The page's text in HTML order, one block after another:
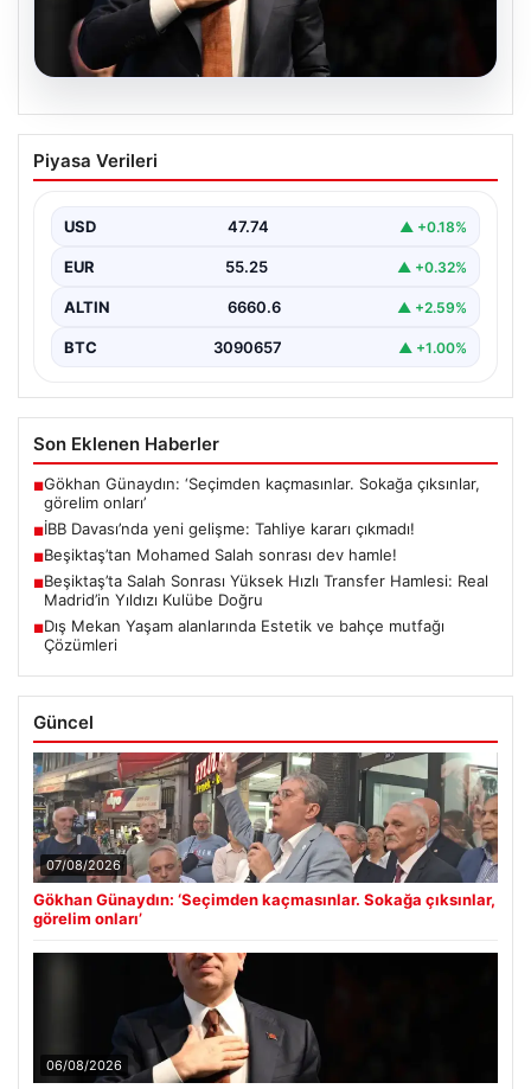
06.08.2026
İBB Davası’nda yeni gelişme: Tahliye
kararı çıkmadı!
Piyasa Verileri
USD 47.74 ▲ +0.18%
EUR 55.25 ▲ +0.32%
ALTIN 6660.6 ▲ +2.59%
BTC 3090657 ▲ +1.00%
Son Eklenen Haberler
■Gökhan Günaydın: ‘Seçimden kaçmasınlar. Sokağa çıksınlar,
görelim onları’
■İBB Davası’nda yeni gelişme: Tahliye kararı çıkmadı!
■Beşiktaş’tan Mohamed Salah sonrası dev hamle!
■Beşiktaş’ta Salah Sonrası Yüksek Hızlı Transfer Hamlesi: Real
Madrid’in Yıldızı Kulübe Doğru
■Dış Mekan Yaşam alanlarında Estetik ve bahçe mutfağı
Çözümleri
Güncel
07/08/2026
Gökhan Günaydın: ‘Seçimden kaçmasınlar. Sokağa çıksınlar,
görelim onları’
06/08/2026